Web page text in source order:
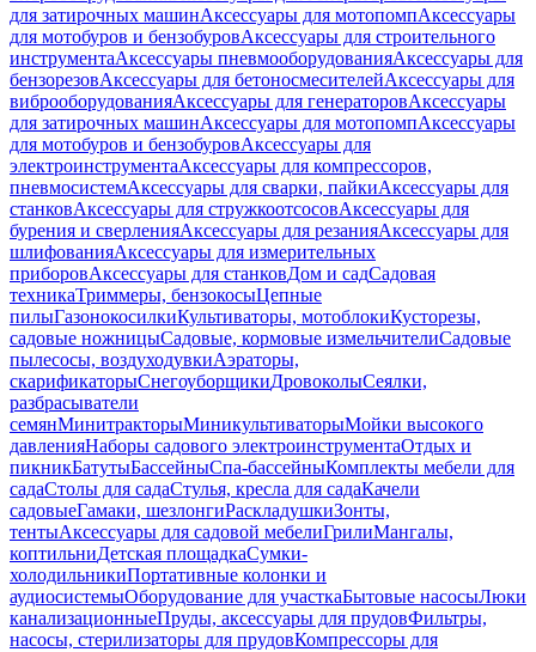
для затирочных машинАксессуары для мотопомпАксессуары
для мотобуров и бензобуровАксессуары для строительного
инструментаАксессуары пневмооборудованияАксессуары для
бензорезовАксессуары для бетоносмесителейАксессуары для
виброоборудованияАксессуары для генераторовАксессуары
для затирочных машинАксессуары для мотопомпАксессуары
для мотобуров и бензобуровАксессуары для
электроинструментаАксессуары для компрессоров,
пневмосистемАксессуары для сварки, пайкиАксессуары для
станковАксессуары для стружкоотсосовАксессуары для
бурения и сверленияАксессуары для резанияАксессуары для
шлифованияАксессуары для измерительных
приборовАксессуары для станковДом и садСадовая
техникаТриммеры, бензокосыЦепные
пилыГазонокосилкиКультиваторы, мотоблокиКусторезы,
садовые ножницыСадовые, кормовые измельчителиСадовые
пылесосы, воздуходувкиАэраторы,
скарификаторыСнегоуборщикиДровоколыСеялки,
разбрасыватели
семянМинитракторыМиникультиваторыМойки высокого
давленияНаборы садового электроинструментаОтдых и
пикникБатутыБассейныСпа-бассейныКомплекты мебели для
садаСтолы для садаСтулья, кресла для садаКачели
садовыеГамаки, шезлонгиРаскладушкиЗонты,
тентыАксессуары для садовой мебелиГрилиМангалы,
коптильниДетская площадкаСумки-
холодильникиПортативные колонки и
аудиосистемыОборудование для участкаБытовые насосыЛюки
канализационныеПруды, аксессуары для прудовФильтры,
насосы, стерилизаторы для прудовКомпрессоры для